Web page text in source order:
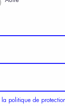
la politique de